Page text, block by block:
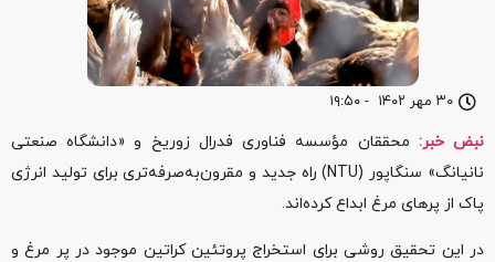
۳۰ مهر ۱۴۰۲ - ۱۹:۵۰
نبض خبر: محققان مؤسسه فناوری فدرال زوریخ و «دانشگاه صنعتی
نانیانگ» سنگاپور (NTU) راه جدید و مقرون‌به‌صرفه‌تری برای تولید انرژی
پاک از پرهای مرغ ابداع کرده‌اند.
در این تحقیق روشی برای استخراج پروتئین کراتین موجود در پر مرغ و